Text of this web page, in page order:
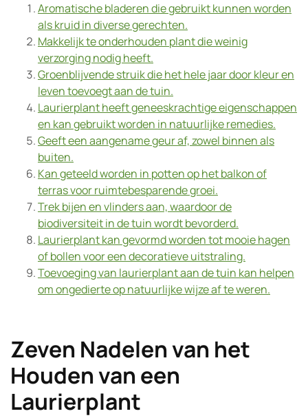
Aromatische bladeren die gebruikt kunnen worden
als kruid in diverse gerechten.
Makkelijk te onderhouden plant die weinig
verzorging nodig heeft.
Groenblijvende struik die het hele jaar door kleur en
leven toevoegt aan de tuin.
Laurierplant heeft geneeskrachtige eigenschappen
en kan gebruikt worden in natuurlijke remedies.
Geeft een aangename geur af, zowel binnen als
buiten.
Kan geteeld worden in potten op het balkon of
terras voor ruimtebesparende groei.
Trek bijen en vlinders aan, waardoor de
biodiversiteit in de tuin wordt bevorderd.
Laurierplant kan gevormd worden tot mooie hagen
of bollen voor een decoratieve uitstraling.
Toevoeging van laurierplant aan de tuin kan helpen
om ongedierte op natuurlijke wijze af te weren.
Zeven Nadelen van het
Houden van een
Laurierplant